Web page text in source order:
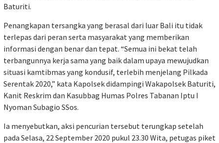
Baturiti.
Penangkapan tersangka yang berasal dari luar Bali itu tidak
terlepas dari peran serta masyarakat yang memberikan
informasi dengan benar dan tepat. “Semua ini bekat telah
terbangunnya kerja sama yang baik dalam upaya mewujudkan
situasi kamtibmas yang kondusif, terlebih menjelang Pilkada
Serentak 2020,” kata Kapolsek didampingi Wakapolsek Baturiti,
Kanit Reskrim dan Kasubbag Humas Polres Tabanan Iptu I
Nyoman Subagio SSos.
Ia menyebutkan, aksi pencurian tersebut terungkap setelah
pada Selasa, 22 September 2020 pukul 23.30 Wita, petugas piket